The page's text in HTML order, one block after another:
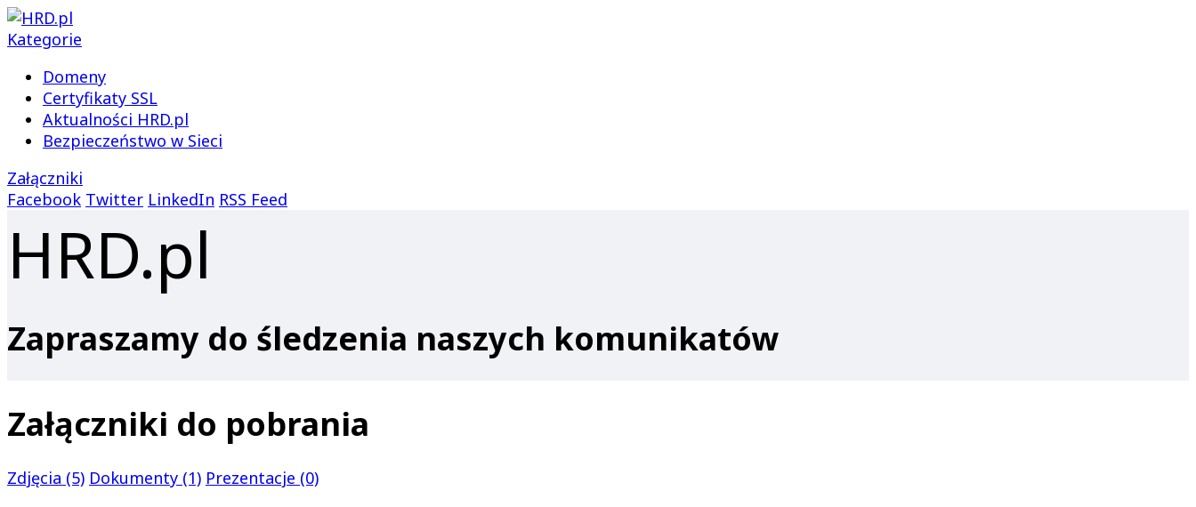
Kategorie
Domeny
Certyfikaty SSL
Aktualności HRD.pl
Bezpieczeństwo w Sieci
Załączniki
Facebook Twitter LinkedIn RSS Feed
HRD.pl
Zapraszamy do śledzenia naszych komunikatów
Załączniki do pobrania
Zdjęcia (5) Dokumenty (1) Prezentacje (0)